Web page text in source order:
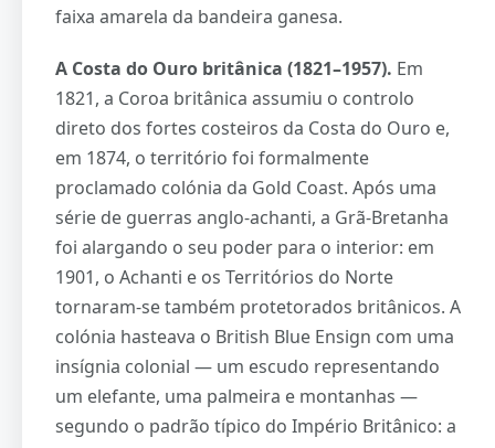
faixa amarela da bandeira ganesa.
A Costa do Ouro britânica (1821–1957). Em
1821, a Coroa britânica assumiu o controlo
direto dos fortes costeiros da Costa do Ouro e,
em 1874, o território foi formalmente
proclamado colónia da Gold Coast. Após uma
série de guerras anglo-achanti, a Grã-Bretanha
foi alargando o seu poder para o interior: em
1901, o Achanti e os Territórios do Norte
tornaram-se também protetorados britânicos. A
colónia hasteava o British Blue Ensign com uma
insígnia colonial — um escudo representando
um elefante, uma palmeira e montanhas —
segundo o padrão típico do Império Britânico: a